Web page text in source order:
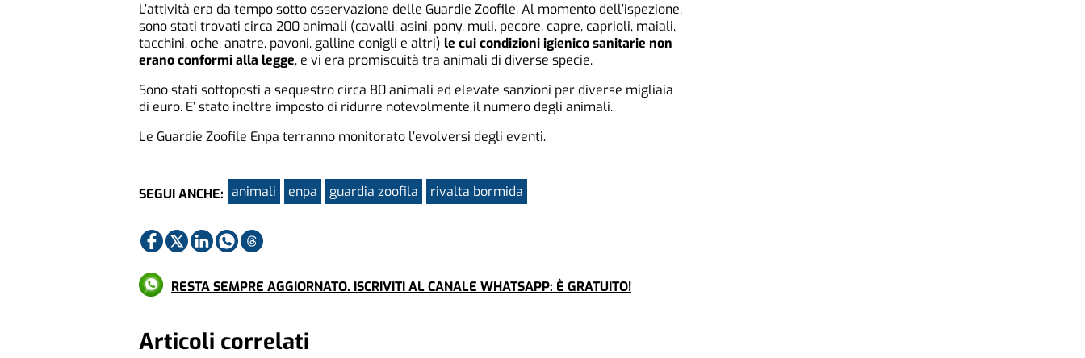
L’attività era da tempo sotto osservazione delle Guardie Zoofile. Al momento dell’ispezione,
sono stati trovati circa 200 animali (cavalli, asini, pony, muli, pecore, capre, caprioli, maiali,
tacchini, oche, anatre, pavoni, galline conigli e altri) le cui condizioni igienico sanitarie non
erano conformi alla legge, e vi era promiscuità tra animali di diverse specie.
Sono stati sottoposti a sequestro circa 80 animali ed elevate sanzioni per diverse migliaia
di euro. E’ stato inoltre imposto di ridurre notevolmente il numero degli animali.
Le Guardie Zoofile Enpa terranno monitorato l’evolversi degli eventi.
SEGUI ANCHE: animali enpa guardia zoofila rivalta bormida
RESTA SEMPRE AGGIORNATO. ISCRIVITI AL CANALE WHATSAPP: È GRATUITO!
Articoli correlati